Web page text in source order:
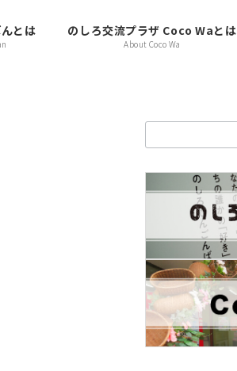
とは のしろ交流プラザ Coco Waとは
About Coco Wa
索：